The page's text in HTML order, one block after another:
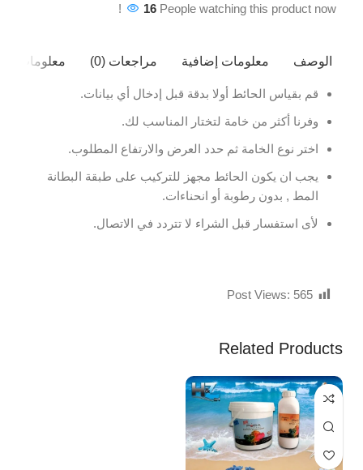
16 People watching this product now!
الوصف معلومات إضافية مراجعات (0) معلومات
قم بقياس الحائط أولا بدقة قبل إدخال أي بيانات.
وفرنا أكثر من خامة لتختار المناسب لك.
اختر نوع الخامة ثم حدد العرض والارتفاع المطلوب.
يجب ان يكون الحائط مجهز للتركيب على طبقة البطانة
المط , بدون رطوبة أو انحناءات.
لأى استفسار قبل الشراء لا تتردد في الاتصال.
Post Views: 565
Related Products